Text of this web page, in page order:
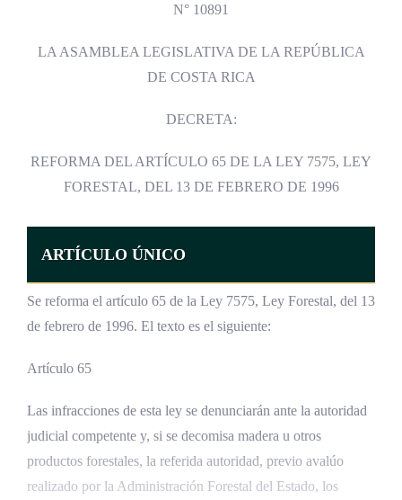
N° 10891
LA ASAMBLEA LEGISLATIVA DE LA REPÚBLICA
DE COSTA RICA
DECRETA:
REFORMA DEL ARTÍCULO 65 DE LA LEY 7575, LEY
FORESTAL, DEL 13 DE FEBRERO DE 1996
ARTÍCULO ÚNICO
Se reforma el artículo 65 de la Ley 7575, Ley Forestal, del 13
de febrero de 1996. El texto es el siguiente:
Artículo 65
Las infracciones de esta ley se denunciarán ante la autoridad
judicial competente y, si se decomisa madera u otros
productos forestales, la referida autoridad, previo avalúo
realizado por la Administración Forestal del Estado, los